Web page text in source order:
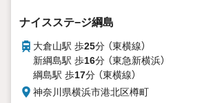
ナイスステ−ジ綱島
大倉山駅 歩25分 （東横線）
新綱島駅 歩16分 （東急新横浜）
綱島駅 歩17分 （東横線）
神奈川県横浜市港北区樽町